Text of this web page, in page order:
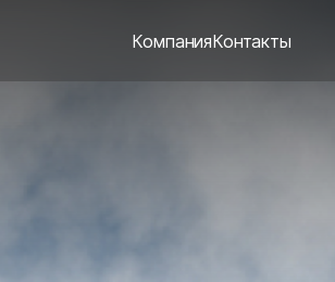
КомпанияКонтакты